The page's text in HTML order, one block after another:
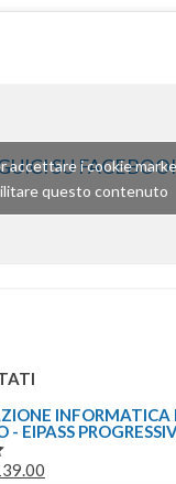
SU
accettare i cookie
questo contenuto
INFORMATICA
EIPASS